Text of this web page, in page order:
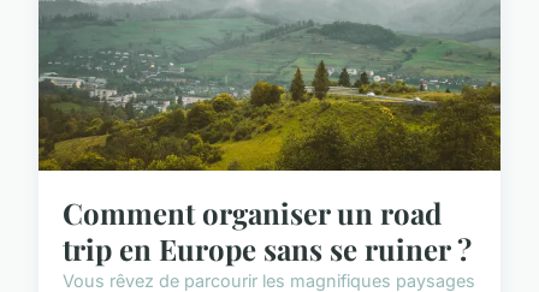
Comment organiser un road
trip en Europe sans se ruiner ?
Vous rêvez de parcourir les magnifiques paysages